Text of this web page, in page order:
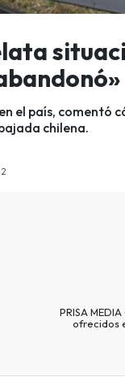
el país, comentó
chilena.
PRISA
ofrecidos